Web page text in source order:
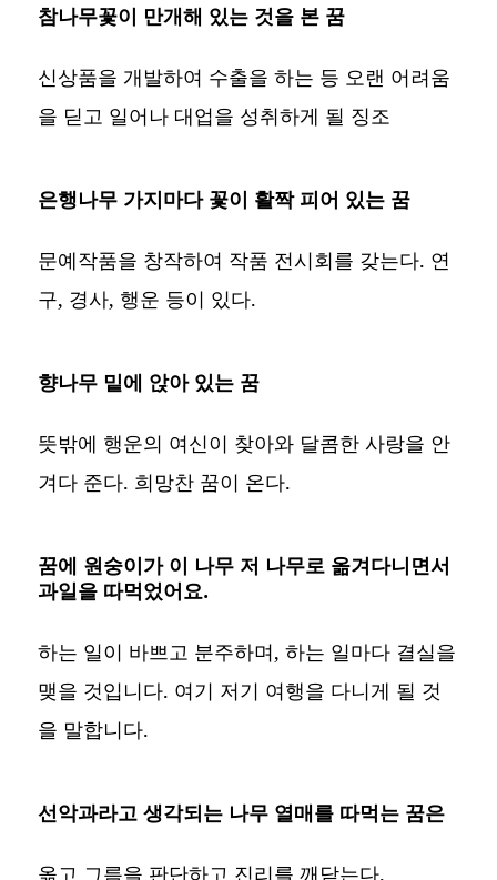
참나무꽃이 만개해 있는 것을 본 꿈
신상품을 개발하여 수출을 하는 등 오랜 어려움
을 딛고 일어나 대업을 성취하게 될 징조
은행나무 가지마다 꽃이 활짝 피어 있는 꿈
문예작품을 창작하여 작품 전시회를 갖는다. 연
구, 경사, 행운 등이 있다.
향나무 밑에 앉아 있는 꿈
뜻밖에 행운의 여신이 찾아와 달콤한 사랑을 안
겨다 준다. 희망찬 꿈이 온다.
꿈에 원숭이가 이 나무 저 나무로 옮겨다니면서
과일을 따먹었어요.
하는 일이 바쁘고 분주하며, 하는 일마다 결실을
맺을 것입니다. 여기 저기 여행을 다니게 될 것
을 말합니다.
선악과라고 생각되는 나무 열매를 따먹는 꿈은
옮고 그름을 판단하고 진리를 깨닫는다.